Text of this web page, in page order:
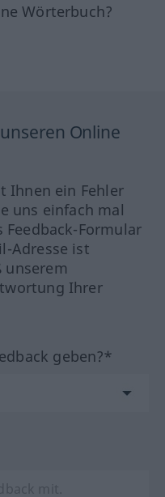
Wörterbuch?
Online
Ihnen ein Fehler
uns einfach mal
Formular
Adresse ist
Ihrer
geben?*